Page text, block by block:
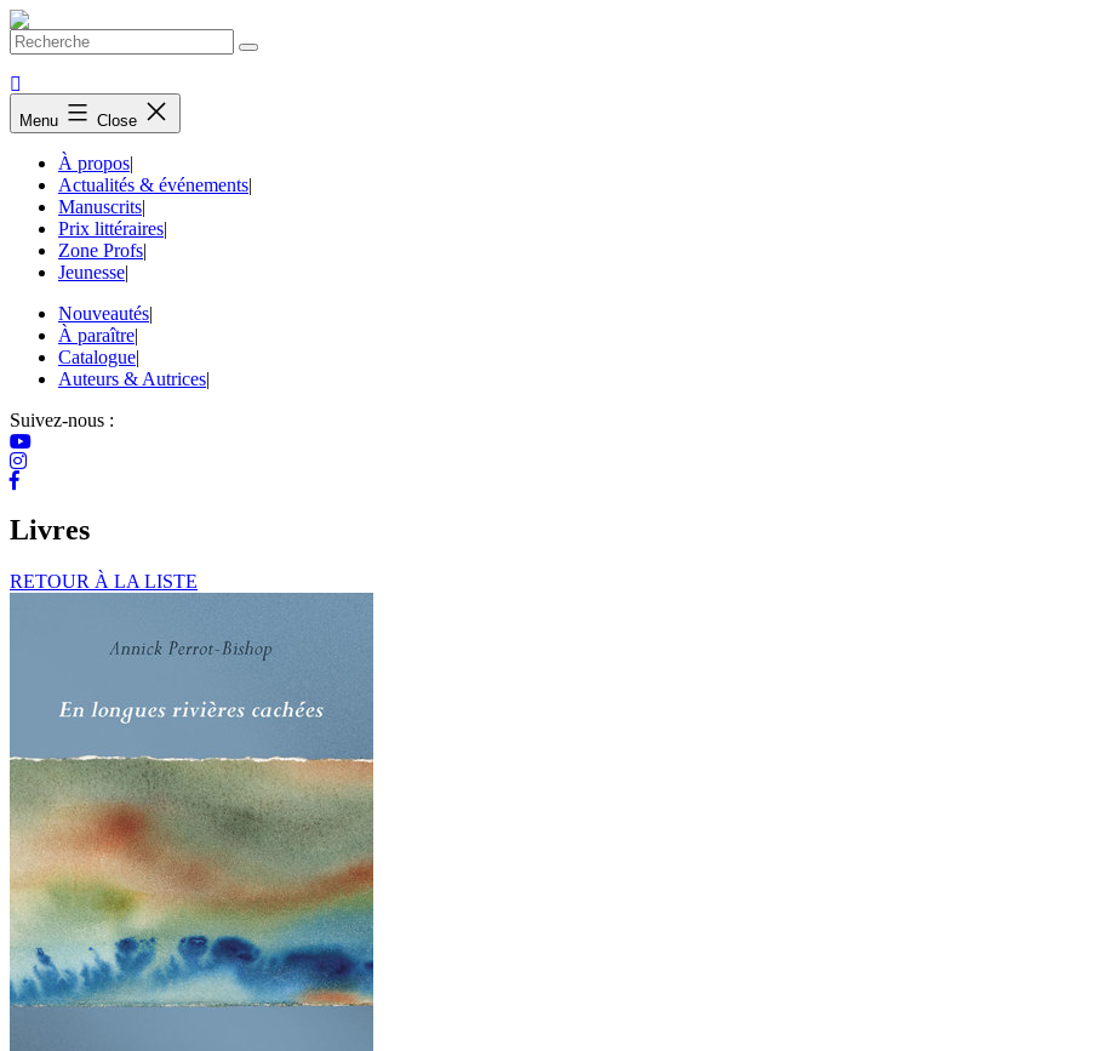
Skip
to
Menu Close
À propos|
Actualités & événements|
Manuscrits|
Prix littéraires|
Zone Profs|
Jeunesse|
Nouveautés|
À paraître|
Catalogue|
Auteurs & Autrices|
Suivez-nous :
Livres
RETOUR À LA LISTE